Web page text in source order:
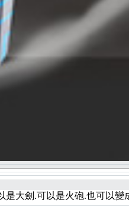
是大劍.可以是火砲.也可以